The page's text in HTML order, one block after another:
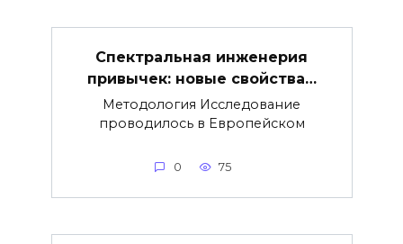
Спектральная инженерия
привычек: новые свойства…
Методология Исследование
проводилось в Европейском
0 75